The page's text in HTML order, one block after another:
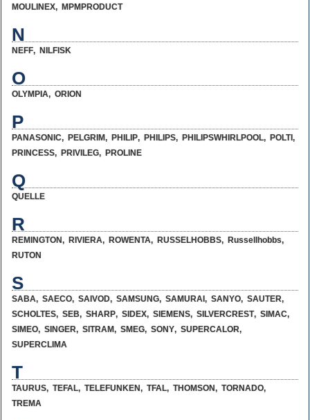
MOULINEX, MPMPRODUCT
N
NEFF, NILFISK
O
OLYMPIA, ORION
P
PANASONIC, PELGRIM, PHILIP, PHILIPS, PHILIPSWHIRLPOOL, POLTI,
PRINCESS, PRIVILEG, PROLINE
Q
QUELLE
R
REMINGTON, RIVIERA, ROWENTA, RUSSELHOBBS, Russellhobbs,
RUTON
S
SABA, SAECO, SAIVOD, SAMSUNG, SAMURAI , SANYO, SAUTER,
SCHOLTES, SEB, SHARP, SIDEX, SIEMENS, SILVERCREST, SIMAC,
SIMEO, SINGER, SITRAM, SMEG, SONY, SUPERCALOR,
SUPERCLIMA
T
TAURUS, TEFAL, TELEFUNKEN, TFAL, THOMSON, TORNADO,
TREMA